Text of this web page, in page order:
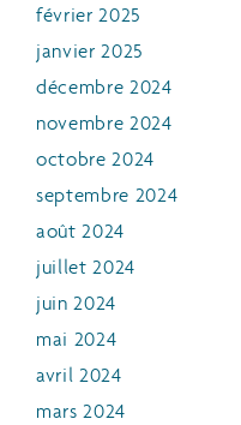
février 2025
janvier 2025
décembre 2024
novembre 2024
octobre 2024
septembre 2024
août 2024
juillet 2024
juin 2024
mai 2024
avril 2024
mars 2024